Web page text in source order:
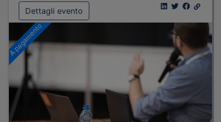
Dettagli evento
A pagamento